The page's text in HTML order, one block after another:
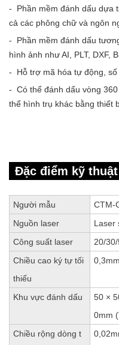
- Phần mềm đánh dấu dựa
cả các phông chữ và ngôn
- Phần mềm đánh dấu
hình ảnh như AI, PLT, DXF,
- Hỗ trợ mã hóa tự động, số
- Có thể đánh dấu vòng
thể hình trụ khác bằng thiết
Đặc điểm kỹ
Người mẫu
CTM-
Nguồn laser
Laser
Công suất laser
20/
Chiều cao ký tự tối
thiểu
0,3mm
Khu vực đánh dấu
50 ×
0mm
Chiều rộng dòng t